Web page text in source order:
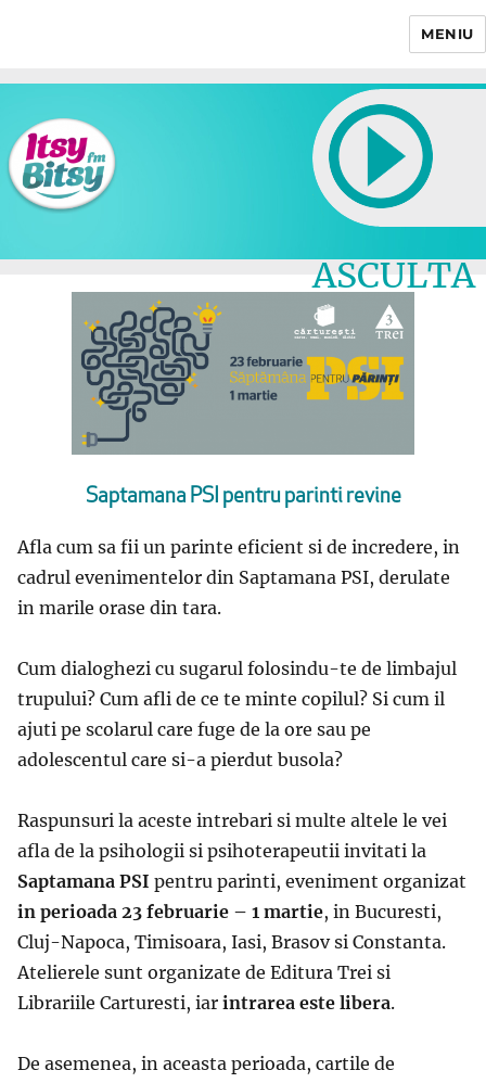
MENIU
ASCULTA
LIVE
Saptamana PSI pentru parinti revine
Afla cum sa fii un parinte eficient si de incredere, in
cadrul evenimentelor din Saptamana PSI, derulate
in marile orase din tara.
Cum dialoghezi cu sugarul folosindu-te de limbajul
trupului? Cum afli de ce te minte copilul? Si cum il
ajuti pe scolarul care fuge de la ore sau pe
adolescentul care si-a pierdut busola?
Raspunsuri la aceste intrebari si multe altele le vei
afla de la psihologii si psihoterapeutii invitati la
Saptamana PSI pentru parinti, eveniment organizat
in perioada 23 februarie – 1 martie, in Bucuresti,
Cluj-Napoca, Timisoara, Iasi, Brasov si Constanta.
Atelierele sunt organizate de Editura Trei si
Librariile Carturesti, iar intrarea este libera.
De asemenea, in aceasta perioada, cartile de